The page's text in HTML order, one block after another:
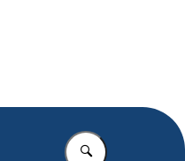
Vul in wat u